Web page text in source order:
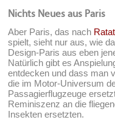
Nichts Neues aus Paris
Aber Paris, das nach
spielt, sieht nur aus, wie
Design-Paris aus eben
Natürlich gibt es
entdecken und dass man
die im Motor-Universum
Passagierflugzeuge
Reminiszenz an die
Insekten ersetzten.